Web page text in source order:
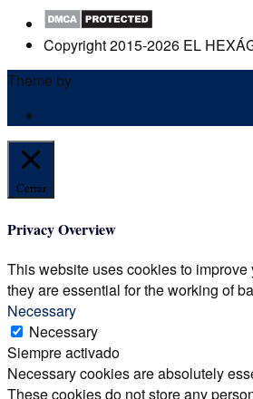
Copyright 2015-2026 EL
Theme by
Cerrar
Privacy Overview
This website uses cookies to
they are essential for the working of
Necessary
Necessary
Siempre activado
Necessary cookies are absolutely
These cookies do not store any